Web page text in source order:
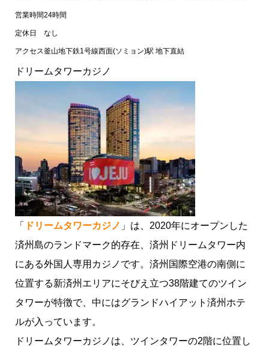
営業時間24時間
定休日 なし
アクセス釜山地下鉄1号線西面(ソミョン)駅 地下直結
ドリームタワーカジノ
「 ドリームタワーカジノ 」は、2020年にオープンした
済州島のランドマーク的存在、済州ドリームタワー内
にある外国人専用カジノです。済州国際空港の南側に
位置する新済州エリアにそびえ立つ38階建てのツイン
タワーが特徴で、中にはグランドハイアット済州ホテ
ルが入っています。
ドリームタワーカジノは、ツインタワーの2階に位置し